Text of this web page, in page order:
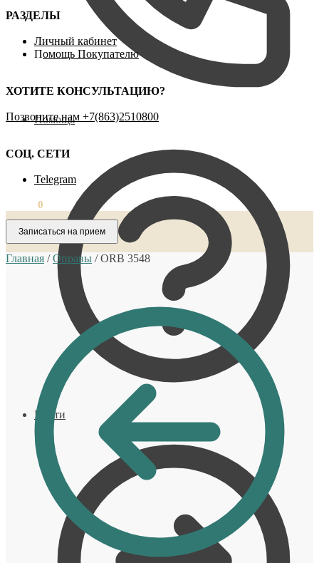
Помощь
Войти
РАЗДЕЛЫ
Личный кабинет
Помощь Покупателю
ХОТИТЕ КОНСУЛЬТАЦИЮ?
Позвоните нам ‪+7(863)2510800
СОЦ. СЕТИ
Telegram
0
Записаться на прием
Главная /Оправы /ORB 3548